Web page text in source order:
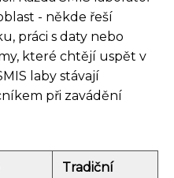
- někde řeší
práci s daty nebo
které chtějí uspět v
laby stávají
při zavádění
Tradiční